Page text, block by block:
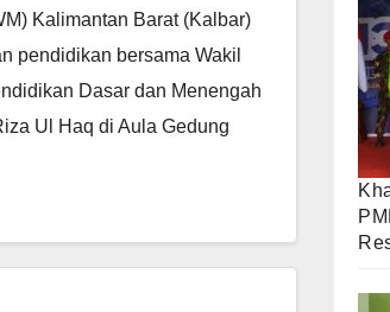
Kalimantan Barat (Kalbar)
pendidikan bersama Wakil
Dasar dan Menengah
Ul Haq di Aula Gedung